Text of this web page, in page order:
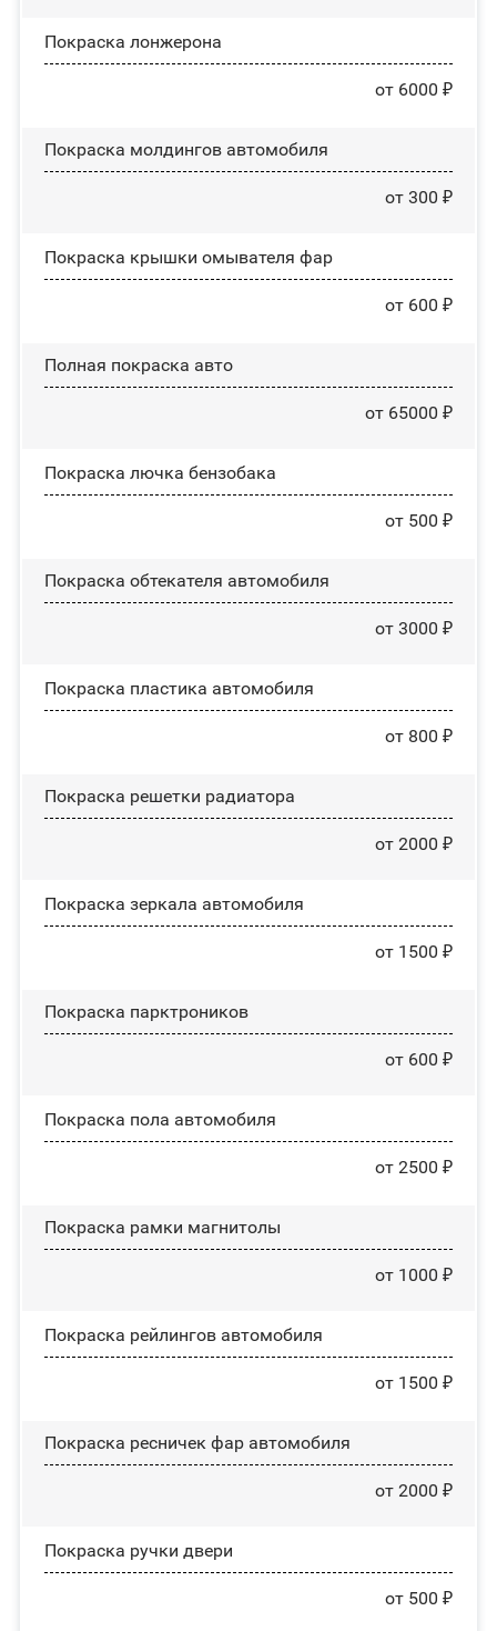
Покраска лонжерона
от 6000 ₽
Покраска молдингов автомобиля
от 300 ₽
Покраска крышки омывателя фар
от 600 ₽
Полная покраска авто
от 65000 ₽
Покраска лючка бензобака
от 500 ₽
Покраска обтекателя автомобиля
от 3000 ₽
Покраска пластика автомобиля
от 800 ₽
Покраска решетки радиатора
от 2000 ₽
Покраска зеркала автомобиля
от 1500 ₽
Покраска парктроников
от 600 ₽
Покраска пола автомобиля
от 2500 ₽
Покраска рамки магнитолы
от 1000 ₽
Покраска рейлингов автомобиля
от 1500 ₽
Покраска ресничек фар автомобиля
от 2000 ₽
Покраска ручки двери
от 500 ₽